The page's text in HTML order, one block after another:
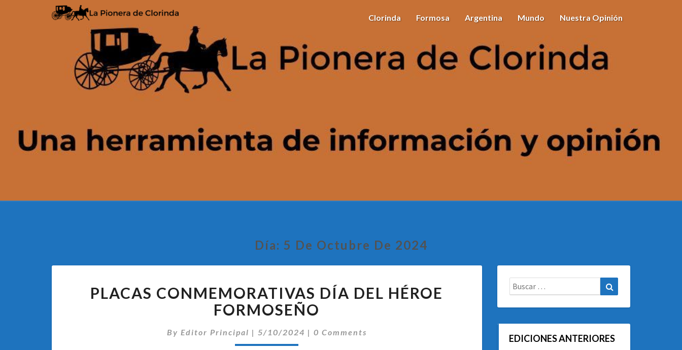
Clorinda Formosa Argentina Mundo Nuestra Opinión
Día: 5 De Octubre De 2024
CONMEMORATIVAS
DÍA
DEL
HÉROE
FORMOSEÑO
PLACAS CONMEMORATIVAS DÍA DEL HÉROE
FORMOSEÑO
By Editor Principal | 5/10/2024 | Comentarios
0 Comments
Buscar:
EDICIONES ANTERIORES